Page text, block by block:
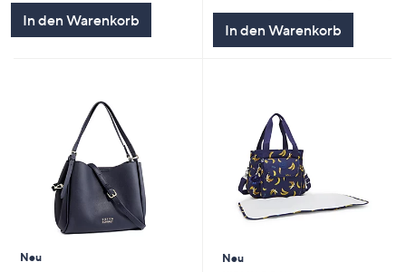
In den Warenkorb
In den Warenkorb
Neu
Neu